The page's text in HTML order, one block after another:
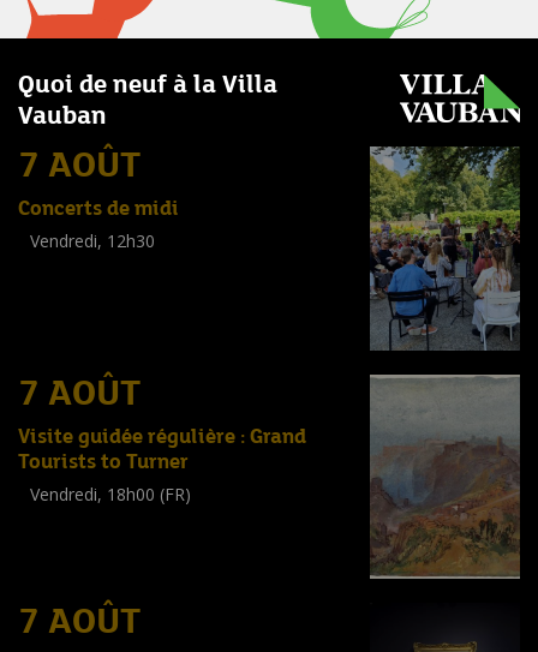
Quoi de neuf à la Villa
Vauban
7 AOÛT
Concerts de midi
Vendredi, 12h30
7 AOÛT
Visite guidée régulière : Grand
Tourists to Turner
Vendredi, 18h00 (FR)
7 AOÛT